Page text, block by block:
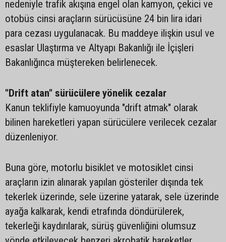
nedeniyle trafik akışına engel olan kamyon, çekici ve
otobüs cinsi araçların sürücüsüne 24 bin lira idari
para cezası uygulanacak. Bu maddeye ilişkin usul ve
esaslar Ulaştırma ve Altyapı Bakanlığı ile İçişleri
Bakanlığınca müştereken belirlenecek.
"Drift atan" sürücülere yönelik cezalar
Kanun teklifiyle kamuoyunda "drift atmak" olarak
bilinen hareketleri yapan sürücülere verilecek cezalar
düzenleniyor.
Buna göre, motorlu bisiklet ve motosiklet cinsi
araçların izin alınarak yapılan gösteriler dışında tek
tekerlek üzerinde, sele üzerine yatarak, sele üzerinde
ayağa kalkarak, kendi etrafında döndürülerek,
tekerleği kaydırılarak, sürüş güvenliğini olumsuz